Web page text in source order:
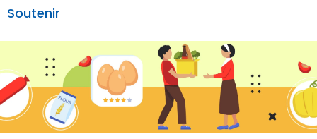
Soutenir